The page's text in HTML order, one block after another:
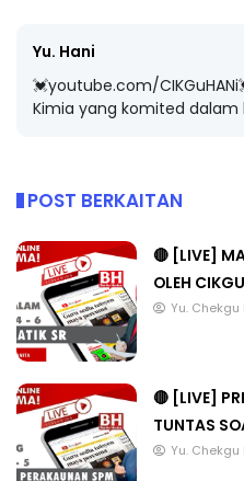
Yu. Hani
💓youtube.com/
Kimia yang komited dalam
POST BERKAITAN
🔴 [LIVE]
OLEH
Yu. Chekgu
🔴 [LIVE]
TUNTAS
Yu. Chekgu